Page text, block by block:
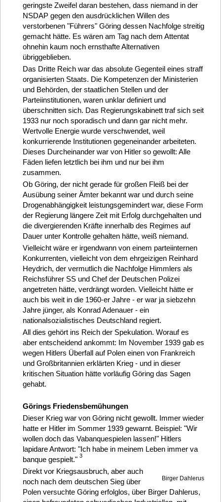
geringste Zweifel daran bestehen, dass niemand in der
NSDAP gegen den ausdrücklichen Willen des
verstorbenen "Führers" Göring dessen Nachfolge streitig
gemacht hätte. Es wären am Tag nach dem Attentat
ohnehin kaum noch ernsthafte Alternativen
übriggeblieben.
Das Dritte Reich war das absolute Gegenteil eines straff
organisierten Staats. Die Kompetenzen der Ministerien
und Behörden, der staatlichen Stellen und der
Parteiinstitutionen, waren unklar definiert und
überschnitten sich. Das Regierungskabinett traf sich seit
1933 nur noch sporadisch und dann gar nicht mehr.
Wertvolle Energie wurde verschwendet, weil
konkurrierende Institutionen gegeneinander arbeiteten.
Dieses Durcheinander war von Hitler so gewollt: Alle
Fäden liefen letztlich bei ihm und nur bei ihm
zusammen.
Ob Göring, der nicht gerade für großen Fleiß bei der
Ausübung seiner Ämter bekannt war und durch seine
Drogenabhängigkeit leistungsgemindert war, diese Form
der Regierung längere Zeit mit Erfolg durchgehalten und
die divergierenden Kräfte innerhalb des Regimes auf
Dauer unter Kontrolle gehalten hätte, weiß niemand.
Vielleicht wäre er irgendwann von einem parteiinternen
Konkurrenten, vielleicht von dem ehrgeizigen Reinhard
Heydrich, der vermutlich die Nachfolge Himmlers als
Reichsführer SS und Chef der Deutschen Polizei
angetreten hätte, verdrängt worden. Vielleicht hätte er
auch bis weit in die 1960-er Jahre - er war ja siebzehn
Jahre jünger, als Konrad Adenauer - ein
nationalsozialistisches Deutschland regiert.
All dies gehört ins Reich der Spekulation. Worauf es
aber entscheidend ankommt: Im November 1939 gab es
wegen Hitlers Überfall auf Polen einen von Frankreich
und Großbritannien erklärten Krieg - und in dieser
kritischen Situation hätte vorläufig Göring das Sagen
gehabt.
Görings Friedensbemühungen
Dieser Krieg war von Göring nicht gewollt. Immer wieder
hatte er Hitler im Sommer 1939 gewarnt. Beispiel: "Wir
wollen doch das Vabanquespielen lassen!" Hitlers
lapidare Antwort: "Ich habe in meinem Leben immer va
banque gespielt." 3
Birger Dahlerus
Direkt vor Kriegsausbruch, aber auch
noch nach dem deutschen Sieg über
Polen versuchte Göring erfolglos, über Birger Dahlerus,